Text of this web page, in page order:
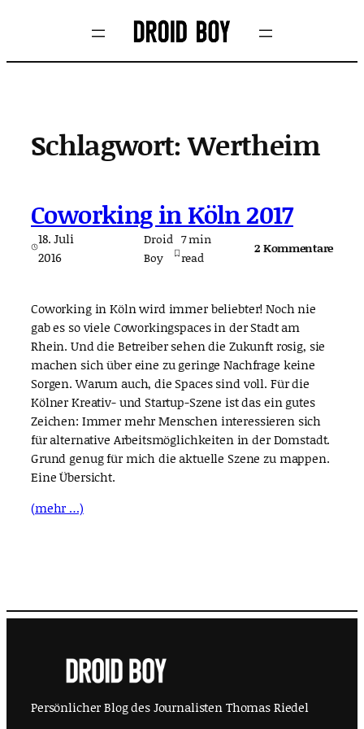
springen
Schlagwort:Wertheim
Coworking in Köln 2017
18. Juli
2016
Droid
Boy
7min
read
2 Kommentare
Coworking in Köln wird immer beliebter! Noch nie
gab es so viele Coworkingspaces in der Stadt am
Rhein. Und die Betreiber sehen die Zukunft rosig, sie
machen sich über eine zu geringe Nachfrage keine
Sorgen. Warum auch, die Spaces sind voll. Für die
Kölner Kreativ- und Startup-Szene ist das ein gutes
Zeichen: Immer mehr Menschen interessieren sich
für alternative Arbeitsmöglichkeiten in der Domstadt.
Grund genug für mich die aktuelle Szene zu mappen.
Eine Übersicht.
(mehr …)
Persönlicher Blog des Journalisten Thomas Riedel